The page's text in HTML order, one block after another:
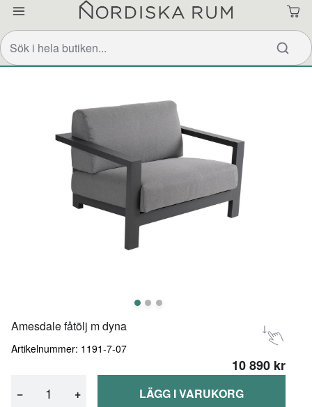
Amesdale fåtölj m dyna
Artikelnummer: 1191-7-07
10 890 kr
− + LÄGG I VARUKORG